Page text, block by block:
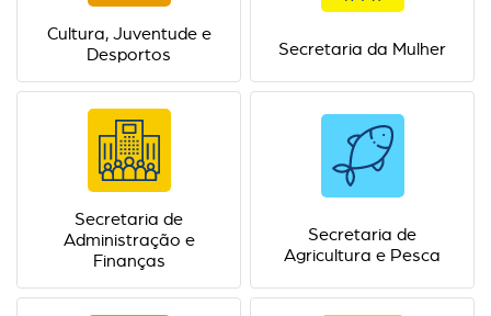
Cultura, Juventude e
Desportos
Secretaria da Mulher
Secretaria de
Administração e
Finanças
Secretaria de
Agricultura e Pesca